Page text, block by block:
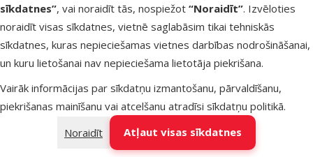
sīkdatnes”, vai noraidīt tās, nospiežot “Noraidīt”. Izvēloties
noraidīt visas sīkdatnes, vietnē saglabāsim tikai tehniskās
sīkdatnes, kuras nepieciešamas vietnes darbības nodrošināšanai,
un kuru lietošanai nav nepieciešama lietotāja piekrišana.
Vairāk informācijas par sīkdatņu izmantošanu, pārvaldīšanu,
piekrišanas mainīšanu vai atcelšanu atradīsi sīkdatņu politikā.
Noraidīt
Atļaut visas sīkdatnes
Raksti čatā
sākt saraksti
Apmeklē klātienē
kādu no mūsu veikaliem
E-veikala klientiem
Uzņēmuma informācija